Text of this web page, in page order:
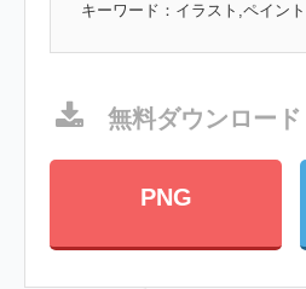
キーワード： イラスト,ペイン
無料ダウンロード
PNG